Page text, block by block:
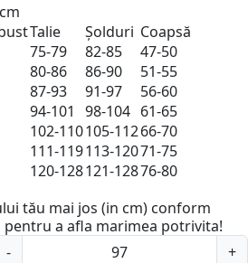
Talie Șolduri Coapsă
75-79 82-85
47-50
80-86 86-90
51-55
87-93 91-97
56-60
94-101 98-104 61-65
102-110105-11266-70
111-119113-12071-75
120-128121-12876-80
tău mai jos (in cm) conform
pentru a afla marimea potrivita!
-
+